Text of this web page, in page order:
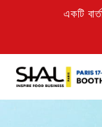
একটি